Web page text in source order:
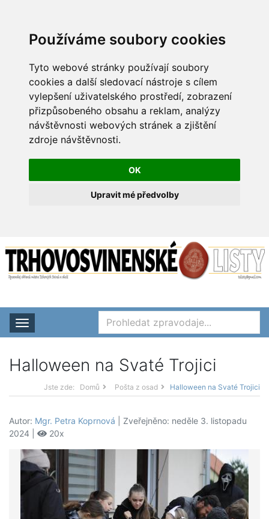
Používáme soubory cookies
Tyto webové stránky používají soubory
cookies a další sledovací nástroje s cílem
vylepšení uživatelského prostředí, zobrazení
přizpůsobeného obsahu a reklam, analýzy
návštěvnosti webových stránek a zjištění
zdroje návštěvnosti.
OK
Upravit mé předvolby
Rozbalit nabídku
Halloween na Svaté Trojici
Jste zde: Domů Pošta z osad Halloween na Svaté Trojici
Autor: Mgr. Petra Koprnová | Zveřejněno: neděle 3. listopadu
2024 |
20x